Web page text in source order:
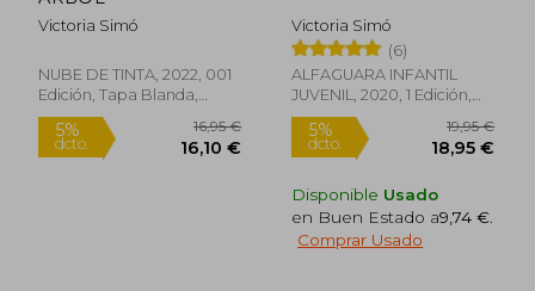
Victoria Simó
NUBE DE TINTA, 2022, 001
Edición, Tapa Blanda,
Nuevo
Victoria Simó
(6)
ALFAGUARA INFANTIL
JUVENIL, 2020, 1 Edición,
Tapa Blanda, Nuevo
Disponible Usado
en Buen Estado a9,74 €
Comprar Usado